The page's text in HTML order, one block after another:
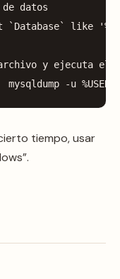
de datos
` Database` like '%%
y ejecuta el
mysqldump -u %USER
tiempo, usar